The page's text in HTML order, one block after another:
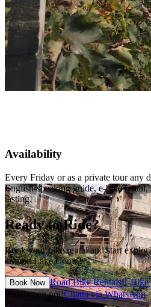
Availability
Every Friday or as a private tour any
English-speaking guide, e-bike
tasting.
Ready to Ride?
Book your bike rental and start
around Lake Como!
Book Now Road Bike RentalsE-Bike
Pedala con noi!Chatta via WhatsApp